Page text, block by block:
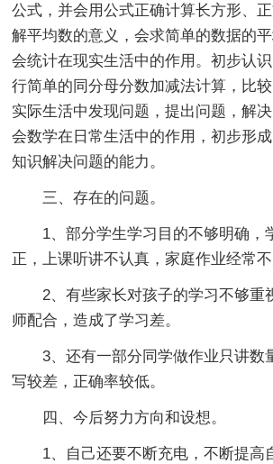
公式，并会用公式正确计算长方形、
解平均数的意义，会求简单的数据的
会统计在现实生活中的作用。初步认
行简单的同分母分数加减法计算，比
实际生活中发现问题，提出问题，解
会数学在日常生活中的作用，初步形
知识解决问题的能力。
三、存在的问题。
1、部分学生学习目的不够明确，
正，上课听讲不认真，家庭作业经常不
2、有些家长对孩子的学习不够重
师配合，造成了学习差。
3、还有一部分同学做作业只讲数
写较差，正确率较低。
四、今后努力方向和设想。
1、自己还要不断充电，不断提高